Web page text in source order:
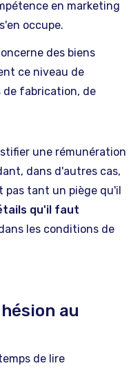
en marketing
occupe.
des biens
ce niveau de
de fabrication, de
une rémunération
dans d'autres cas,
pas tant un piège qu'il
qu'il faut
les conditions de
au
de lire